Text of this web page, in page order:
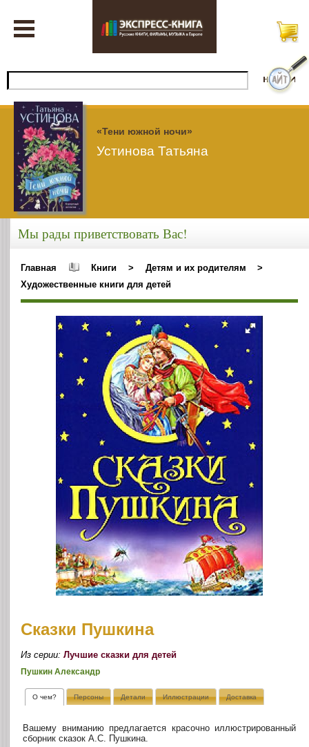
«Тени южной ночи»
Устинова Татьяна
Мы рады приветствовать Вас!
Главная Книги > Детям и их родителям
>
Художественные книги для детей
Сказки Пушкина
Из серии:Лучшие сказки для детей
Пушкин Александр
О чем? Персоны Детали Иллюстрации Доставка
Вашему вниманию предлагается красочно иллюстрированный
сборник сказок А.С. Пушкина.